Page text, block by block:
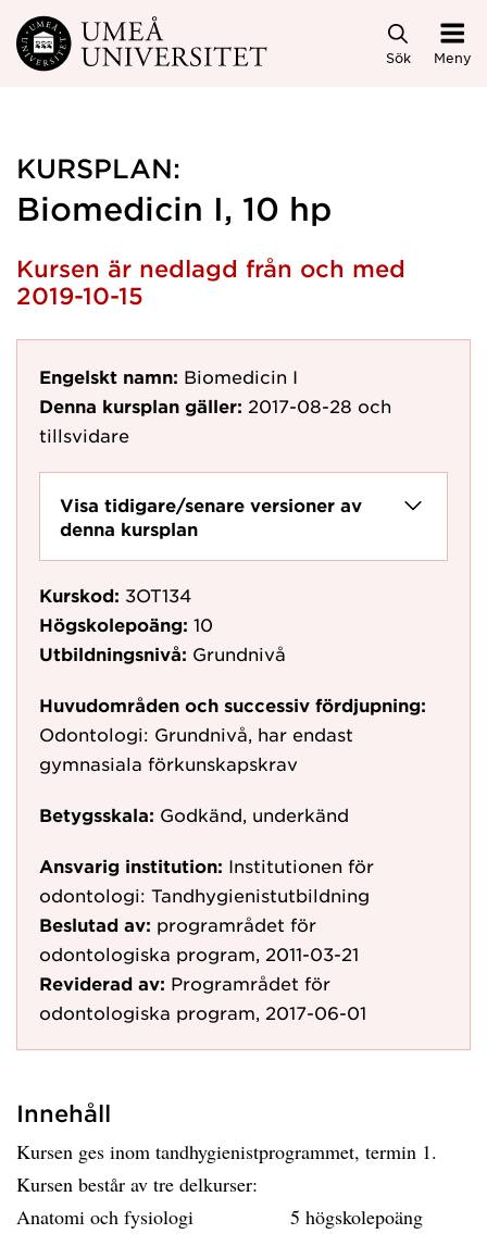
Hoppa direkt till innehållet
Sök Meny
KURSPLAN:
Biomedicin I, 10 hp
Kursen är nedlagd från och med
2019-10-15
Engelskt namn: Biomedicin I
Denna kursplan gäller: 2017-08-28 och
tillsvidare
Visa tidigare/senare versioner av
denna kursplan
Kurskod: 3OT134
Högskolepoäng: 10
Utbildningsnivå: Grundnivå
Huvudområden och successiv fördjupning:
Odontologi: Grundnivå, har endast
gymnasiala förkunskapskrav
Betygsskala: Godkänd, underkänd
Ansvarig institution: Institutionen för
odontologi: Tandhygienistutbildning
Beslutad av: programrådet för
odontologiska program, 2011-03-21
Reviderad av: Programrådet för
odontologiska program, 2017-06-01
Innehåll
Kursen ges inom tandhygienistprogrammet, termin 1.
Kursen består av tre delkurser:
Anatomi och fysiologi 5 högskolepoäng